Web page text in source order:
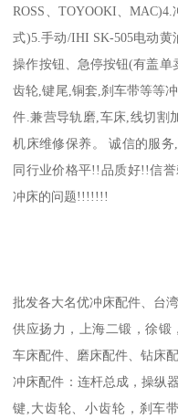
ROSS、TOYOOKI、
式)5.手动/IHI SK-505电动
操作按钮、急停按钮(有盖
齿轮,键尾,铜套,刹车带等等
件.兼营导轨磨,车床,线切割
机床维修保养。 诚信的服
同行业价格平!!品质好!!信
冲床的问题!!!!!!!
批发各大名优冲床配件、台
供应扬力，上海二锻，徐锻
车床配件、磨床配件、钻床
冲床配件：连杆总成，操纵
键,大齿轮、小齿轮，刹车